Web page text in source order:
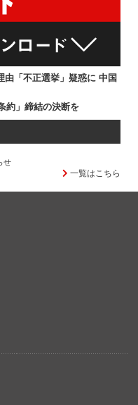
由「不正選挙」疑惑に 中国
約」締結の決断を
せ
一覧はこちら